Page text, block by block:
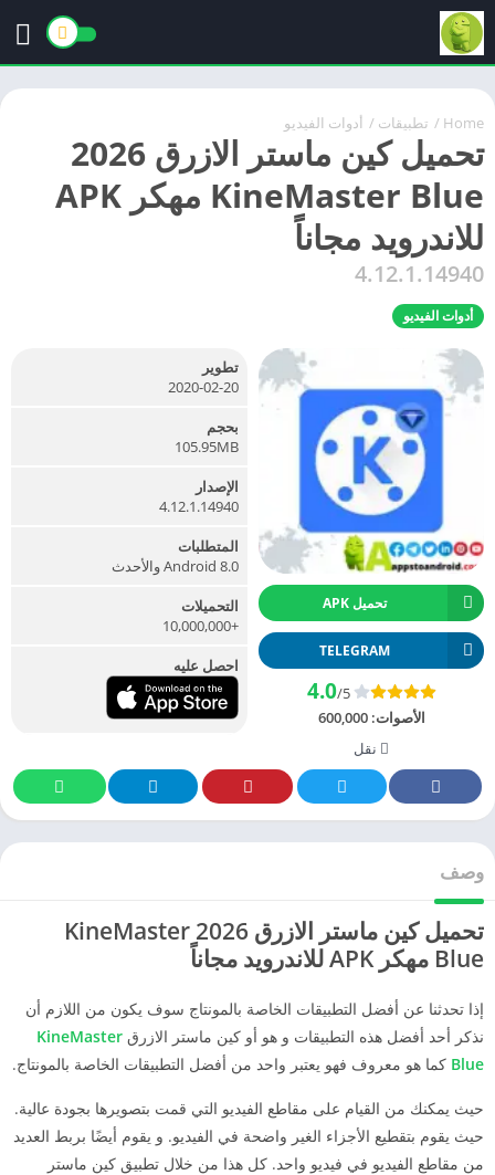
Home
/ تطبيقات / أدوات الفيديو
تحميل كين ماستر الازرق 2026
KineMaster Blue مهكر APK
للاندرويد مجاناً
4.12.1.14940
أدوات الفيديو
تحميل APK
TELEGRAM
4.0/5
الأصوات:600,000
نقل
تطوير
2020-02-20
بحجم
105.95MB
الإصدار
4.12.1.14940
المتطلبات
Android 8.0 والأحدث
التحميلات
+10,000,000
احصل عليه
وصف
تحميل كين ماستر الازرق 2026 KineMaster
Blue مهكر APK للاندرويد مجاناً
إذا تحدثنا عن أفضل التطبيقات الخاصة بالمونتاج سوف يكون من اللازم أن
نذكر أحد أفضل هذه التطبيقات و هو أو كين ماستر الازرق KineMaster
Blue كما هو معروف فهو يعتبر واحد من أفضل التطبيقات الخاصة بالمونتاج.
حيث يمكنك من القيام على مقاطع الفيديو التي قمت بتصويرها بجودة عالية.
حيث يقوم بتقطيع الأجزاء الغير واضحة في الفيديو. و يقوم أيضًا بربط العديد
من مقاطع الفيديو في فيديو واحد. كل هذا من خلال تطبيق كين ماستر